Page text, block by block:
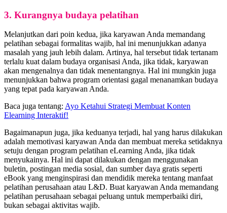
3. Kurangnya budaya pelatihan
Melanjutkan dari poin kedua, jika karyawan Anda memandang
pelatihan sebagai formalitas wajib, hal ini menunjukkan adanya
masalah yang jauh lebih dalam. Artinya, hal tersebut tidak tertanam
terlalu kuat dalam budaya organisasi Anda, jika tidak, karyawan
akan mengenalnya dan tidak menentangnya. Hal ini mungkin juga
menunjukkan bahwa program orientasi gagal menanamkan budaya
yang tepat pada karyawan Anda.
Baca juga tentang: Ayo Ketahui Strategi Membuat Konten
Elearning Interaktif!
Bagaimanapun juga, jika keduanya terjadi, hal yang harus dilakukan
adalah memotivasi karyawan Anda dan membuat mereka setidaknya
setuju dengan program pelatihan eLearning Anda, jika tidak
menyukainya. Hal ini dapat dilakukan dengan menggunakan
buletin, postingan media sosial, dan sumber daya gratis seperti
eBook yang menginspirasi dan mendidik mereka tentang manfaat
pelatihan perusahaan atau L&D. Buat karyawan Anda memandang
pelatihan perusahaan sebagai peluang untuk memperbaiki diri,
bukan sebagai aktivitas wajib.